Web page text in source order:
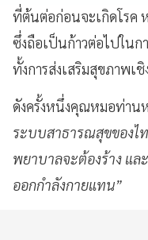
ที่ต้นต่อก่อนจะเกิดโรค
ซึ่งถือเป็นก้าวต่อไปใน
ทั้งการส่งเสริมสุขภาพเ
ดังครั้งหนึ่งคุณหมอท่าน
ระบบสาธารณสุขของไ
พยาบาลจะต้องร้าง แล
ออกกำลังกายแทน”